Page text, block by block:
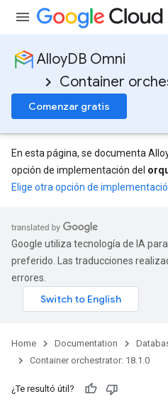
AlloyDB Omni
Container
Comenzar gratis
En esta página, se documenta
opción de implementación del
Elige otra opción de
Google utiliza tecnología de IA
preferido. Las traducciones
errores.
Home Documentation
Container orchestrator: 18.1.0
¿Te resultó útil?